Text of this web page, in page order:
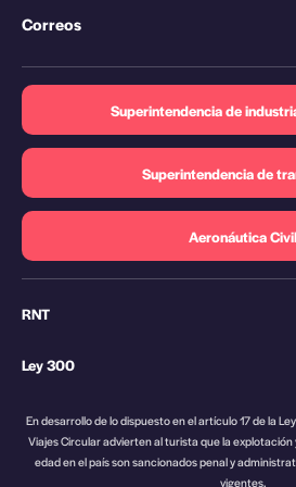
Correos
Superintendencia de
Aeronáutica Civil
Superintendencia de
RNT
Ley 300
En desarrollo de lo dispuesto en el artículo 17 de la
Viajes Circular advierten al turista que la explotación
edad en el país son sancionados penal y
vigentes.